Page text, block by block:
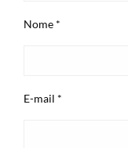
Nome *
E-mail *